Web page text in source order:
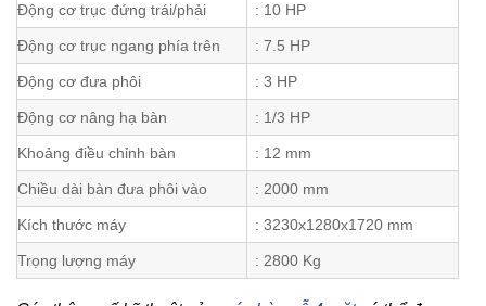
Động cơ trục đứng trái/phải : 10 HP
Động cơ trục ngang phía trên : 7.5 HP
Động cơ đưa phôi : 3 HP
Động cơ nâng hạ bàn : 1/3 HP
Khoảng điều chỉnh bàn : 12 mm
Chiều dài bàn đưa phôi vào : 2000 mm
Kích thước máy : 3230x1280x1720 mm
Trọng lượng máy : 2800 Kg